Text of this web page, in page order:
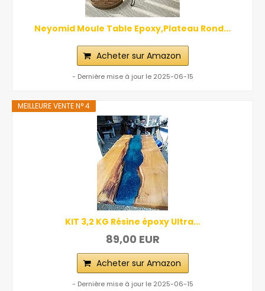
Neyomid Moule Table Epoxy,Plateau Rond...
Acheter sur Amazon
- Dernière mise à jour le 2025-06-15
MEILLEURE VENTE N° 4
KIT 3,2 KG Résine époxy Ultra...
89,00 EUR
Acheter sur Amazon
- Dernière mise à jour le 2025-06-15